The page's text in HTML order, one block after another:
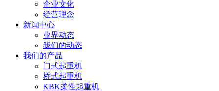
企业文化
经营理念
新闻中心
业界动态
我们的动态
我们的产品
门式起重机
桥式起重机
KBK柔性起重机